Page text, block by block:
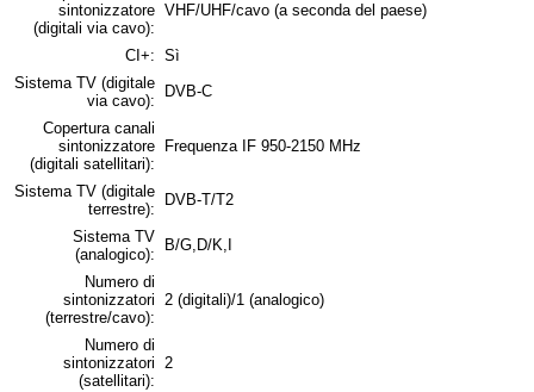
sintonizzatore
(digitali via cavo):
VHF/UHF/cavo (a seconda del paese)
CI+: Sì
Sistema TV (digitale
via cavo):
DVB-C
Copertura canali
sintonizzatore
(digitali satellitari):
Frequenza IF 950-2150 MHz
Sistema TV (digitale
terrestre):
DVB-T/T2
Sistema TV
(analogico):
B/G,D/K,I
Numero di
sintonizzatori
(terrestre/cavo):
2 (digitali)/1 (analogico)
Numero di
sintonizzatori
(satellitari):
2